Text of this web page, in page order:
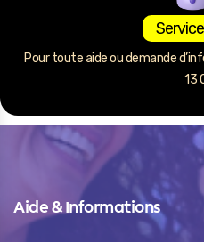
Pour toute aide ou demande
13
Aide & Informations